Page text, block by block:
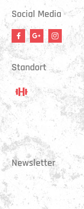
Social Media
Standort
Standort
Hauptstrasse 31
3250 Lyss
Newsletter
Erhalte 1x pro Quartal
teilen wir gerne
Boxen.